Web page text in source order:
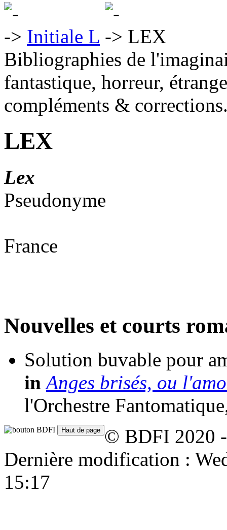
Initiale L
LEX
Bibliographies de
fantastique, horreur,
compléments &
LEX
Lex
Pseudonyme
France
Nouvelles et courts
Solution buvable pour
in Anges brisés, ou
l'Orchestre
© BDFI 2020
Dernière modification :
15:17